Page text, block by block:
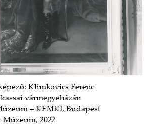
Klimkovics Ferenc
vármegyeházán
– KEMKI, Budapest
Múzeum, 2022